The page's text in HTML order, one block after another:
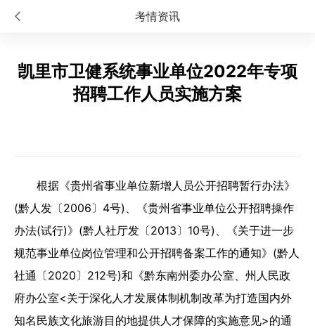
考情资讯
凯里市卫健系统事业单位2022年专项
招聘工作人员实施方案
根据《贵州省事业单位新增人员公开招聘暂行办法》
(黔人发〔2006〕4号)、《贵州省事业单位公开招聘操作
办法(试行)》(黔人社厅发〔2013〕10号)、《关于进一步
规范事业单位岗位管理和公开招聘备案工作的通知》(黔人
社通〔2020〕212号)和《黔东南州委办公室、州人民政
府办公室<关于深化人才发展体制机制改革为打造国内外
知名民族文化旅游目的地提供人才保障的实施意见>的通